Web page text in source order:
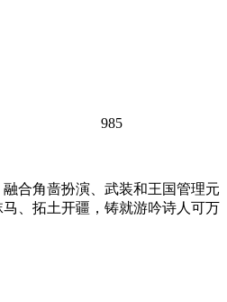
985
合角啬扮演、武装和王国管理元
、拓土开疆，铸就游吟诗人可万